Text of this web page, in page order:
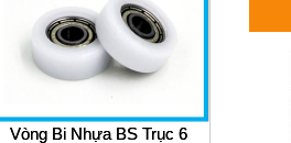
Vòng Bi Nhựa BS Trục 6